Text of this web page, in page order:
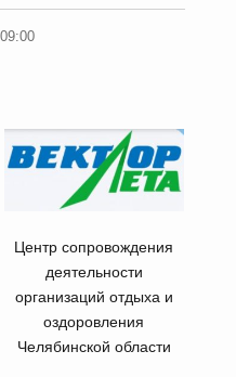
Центр сопровождения
деятельности
организаций отдыха и
оздоровления
Челябинской области